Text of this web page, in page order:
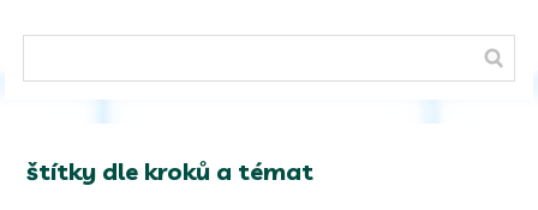
štítky dle kroků a témat